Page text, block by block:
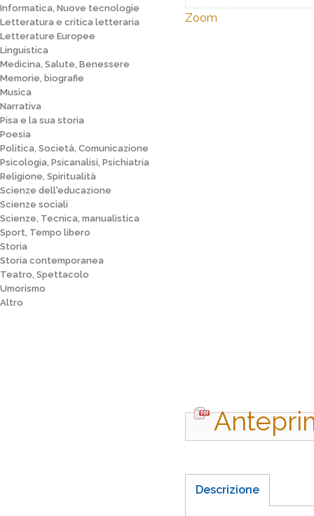
Informatica, Nuove tecnologie
Letteratura e critica letteraria
Letterature Europee
Linguistica
Medicina, Salute, Benessere
Memorie, biografie
Musica
Narrativa
Pisa e la sua storia
Poesia
Politica, Società, Comunicazione
Psicologia, Psicanalisi, Psichiatria
Religione, Spiritualità
Scienze dell'educazione
Scienze sociali
Scienze, Tecnica, manualistica
Sport, Tempo libero
Storia
Storia contemporanea
Teatro, Spettacolo
Umorismo
Altro
Zoom
Descrizione